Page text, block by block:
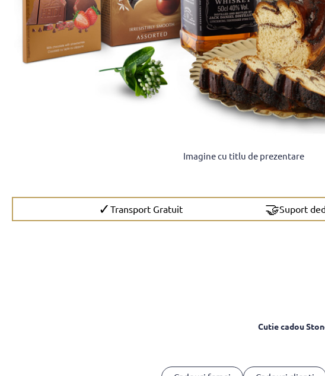
Imagine cu titlu de prezentare
✓Transport Gratuit 🤝Suport
Cutie cadou